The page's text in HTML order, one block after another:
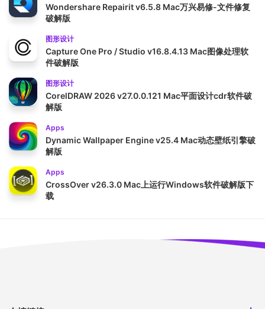
Wondershare Repairit v6.5.8 Mac万兴易修-文件修复
破解版
图形设计
Capture One Pro / Studio v16.8.4.13 Mac图像处理软
件破解版
图形设计
CorelDRAW 2026 v27.0.0.121 Mac平面设计cdr软件破
解版
Apps
Dynamic Wallpaper Engine v25.4 Mac动态壁纸引擎破
解版
Apps
CrossOver v26.3.0 Mac上运行Windows软件破解版下
载